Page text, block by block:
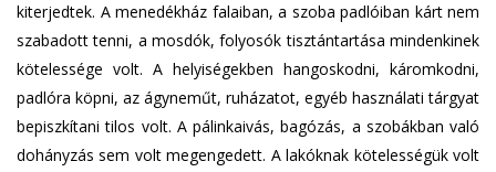
kiterjedtek. A menedékház falaiban, a szoba padlóiban kárt nem
szabadott tenni, a mosdók, folyosók tisztántartása mindenkinek
kötelessége volt. A helyiségekben hangoskodni, káromkodni,
padlóra köpni, az ágyneműt, ruházatot, egyéb használati tárgyat
bepiszkítani tilos volt. A pálinkaivás, bagózás, a szobákban való
dohányzás sem volt megengedett. A lakóknak kötelességük volt